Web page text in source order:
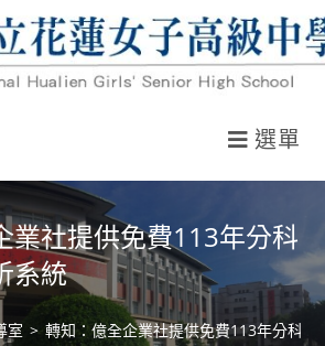
選單
業社提供免費113年分科
系統
室 > 轉知：億全企業社提供免費113年分科測